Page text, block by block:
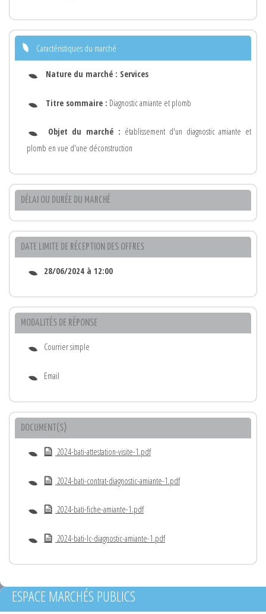
Caractéristiques du marché
Nature du marché : Services
Titre sommaire : Diagnostic amiante et plomb
Objet du marché : établissement d'un diagnostic amiante et
plomb en vue d'une déconstruction
DÉLAI OU DURÉE DU MARCHÉ
DATE LIMITE DE RÉCEPTION DES OFFRES
28/06/2024 à 12:00
MODALITÉS DE RÉPONSE
Courrier simple
Email
DOCUMENT(S)
2024-bati-attestation-visite-1.pdf
2024-bati-contrat-diagnostic-amiante-1.pdf
2024-bati-fiche-amiante-1.pdf
2024-bati-lc-diagnostic-amiante-1.pdf
ESPACE MARCHÉS PUBLICS